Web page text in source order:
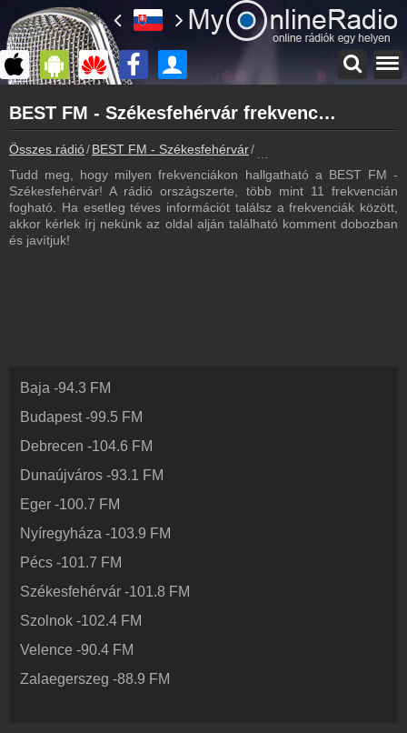
myonlineradio.hu
BEST FM - Székesfehérvár
Vissza a BEST FM - Székesfehérvár oldalára
Bejelentkezés
Hozz létre saját fiókot!
Most szól
Partnerek
Rádiós partnerek
Rádió beágyazás
Ágyazd be weboldaladba
Online rádió készítés
BEST FM - Székesfehérvár frekvencia - BEST FM - Székesfehérvár frekvenciák
Összes rádió BEST FM - Székesfehérvár
Tudd meg, hogy milyen frekvenciákon hallgatható a BEST FM -
Székesfehérvár! A rádió országszerte, több mint 11 frekvencián
fogható. Ha esetleg téves információt találsz a frekvenciák között,
akkor kérlek írj nekünk az oldal alján található komment dobozban
és javítjuk!
Baja -94.3 FM
Budapest-99.5 FM
Debrecen -104.6 FM
Dunaújváros -93.1 FM
Eger -100.7 FM
Nyíregyháza -103.9 FM
Pécs -101.7 FM
Székesfehérvár -101.8 FM
Szolnok -102.4 FM
Velence -90.4 FM
Zalaegerszeg -88.9 FM